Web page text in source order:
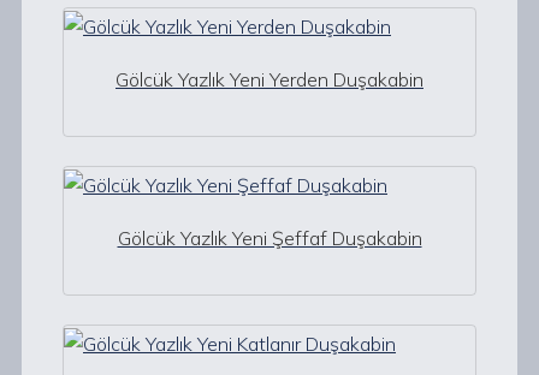
Gölcük Yazlık Yeni Yerden Duşakabin
Gölcük Yazlık Yeni Şeffaf Duşakabin